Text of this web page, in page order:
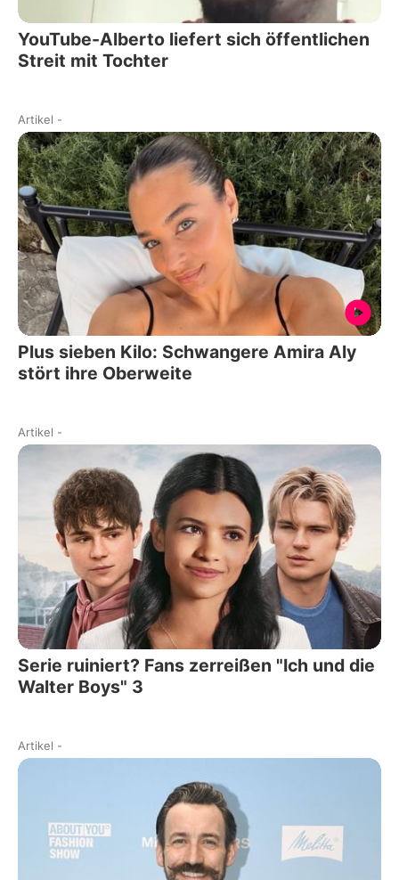
YouTube-Alberto liefert sich öffentlichen
Streit mit Tochter
Artikel -
Plus sieben Kilo: Schwangere Amira Aly
stört ihre Oberweite
Artikel -
Serie ruiniert? Fans zerreißen "Ich und die
Walter Boys" 3
Artikel -